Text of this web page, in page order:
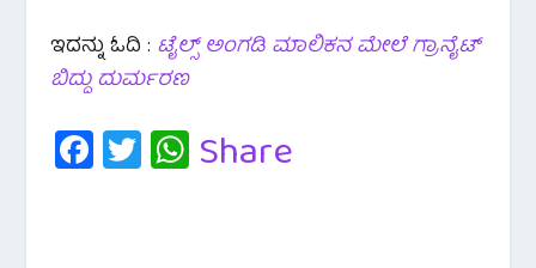
ಇದನ್ನು ಓದಿ : ಟೈಲ್ಸ್ ಅಂಗಡಿ ಮಾಲಿಕನ ಮೇಲೆ ಗ್ರಾನೈಟ್
ಬಿದ್ದು ದುರ್ಮರಣ
Fa
c
T
wi
W
Share